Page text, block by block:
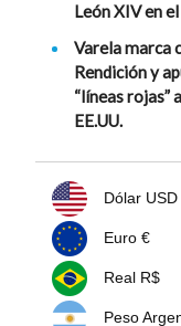
León XIV en
Varela marca
Rendición y
“líneas rojas”
EE.UU.
Dólar USD
Euro €
Real R$
Peso